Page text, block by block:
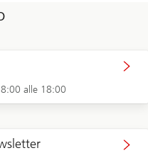
alle 18:00